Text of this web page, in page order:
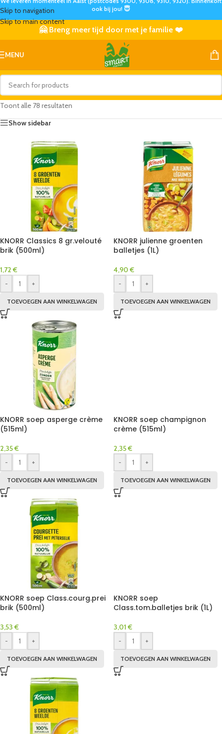
Skip to navigation
Skip to main content
ook bij jou! 😇
🤗 Breng meer tijd door met je familie ❤️
MENU
Toont alle 78 resultaten
Show sidebar
KNORR Classics 8 gr.velouté
brik (500ml)
1,72 €
-
+
TOEVOEGEN AAN WINKELWAGEN
KNORR julienne groenten
balletjes (1L)
4,90 €
-
+
TOEVOEGEN AAN WINKELWAGEN
KNORR soep asperge crème
(515ml)
2,35€
-
+
TOEVOEGEN AAN WINKELWAGEN
KNORR soep champignon
crème (515ml)
2,35€
-
+
TOEVOEGEN AAN WINKELWAGEN
KNORR soep Class.courg.prei
brik (500ml)
3,53 €
-
+
TOEVOEGEN AAN WINKELWAGEN
KNORR soep
Class.tom.balletjes brik (1L)
3,01 €
-
+
TOEVOEGEN AAN WINKELWAGEN